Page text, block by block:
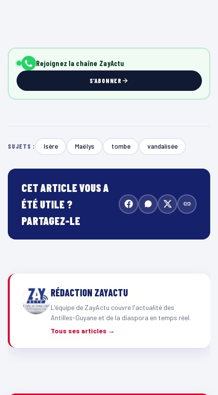
Rejoignez la chaîne ZayActu
S'ABONNER
SUJETS : Isère Maëlys tombe vandalisée
CET ARTICLE VOUS A
ÉTÉ UTILE ?
PARTAGEZ-LE
RÉDACTION ZAYACTU
L'équipe de ZayActu couvre l'actualité des
Antilles-Guyane et de la diaspora en temps réel.
Tous ses articles →